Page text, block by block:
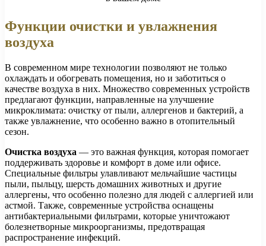
Функции очистки и увлажнения
воздуха
В современном мире технологии позволяют не только
охлаждать и обогревать помещения, но и заботиться о
качестве воздуха в них. Множество современных устройств
предлагают функции, направленные на улучшение
микроклимата: очистку от пыли, аллергенов и бактерий, а
также увлажнение, что особенно важно в отопительный
сезон.
Очистка воздуха — это важная функция, которая помогает
поддерживать здоровье и комфорт в доме или офисе.
Специальные фильтры улавливают мельчайшие частицы
пыли, пыльцу, шерсть домашних животных и другие
аллергены, что особенно полезно для людей с аллергией или
астмой. Также, современные устройства оснащены
антибактериальными фильтрами, которые уничтожают
болезнетворные микроорганизмы, предотвращая
распространение инфекций.